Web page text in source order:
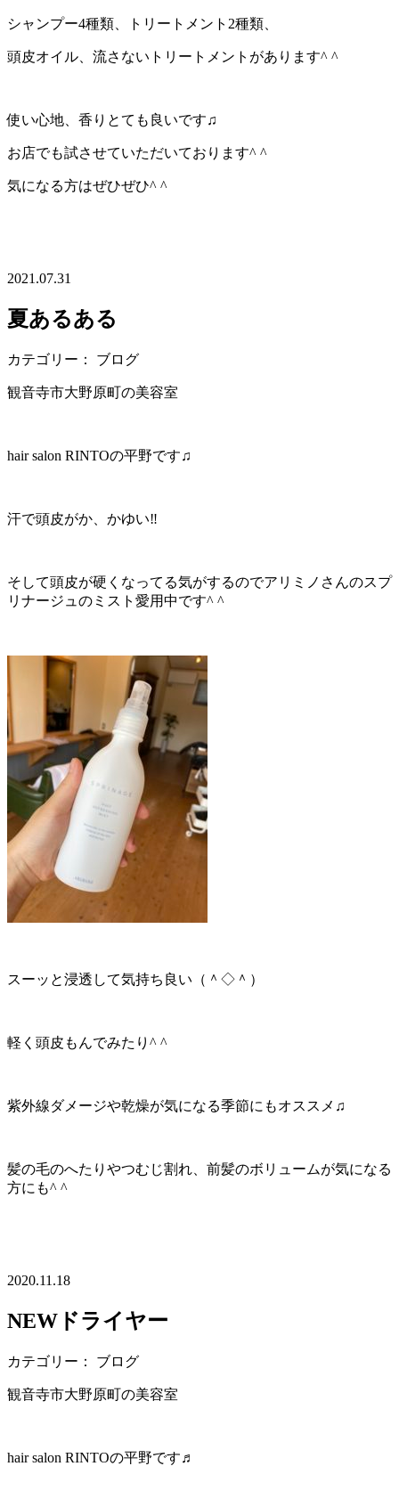
シャンプー4種類、トリートメント2種類、
頭皮オイル、流さないトリートメントがあります^ ^
使い心地、香りとても良いです♫
お店でも試させていただいております^ ^
気になる方はぜひぜひ^ ^
2021.07.31
夏あるある
カテゴリー： ブログ
観音寺市大野原町の美容室
hair salon RINTOの平野です♫
汗で頭皮がか、かゆい‼︎
そして頭皮が硬くなってる気がするのでアリミノさんのスプ
リナージュのミスト愛用中です^ ^
スーッと浸透して気持ち良い（＾◇＾）
軽く頭皮もんでみたり^ ^
紫外線ダメージや乾燥が気になる季節にもオススメ♫
髪の毛のへたりやつむじ割れ、前髪のボリュームが気になる
方にも^ ^
2020.11.18
NEWドライヤー
カテゴリー： ブログ
観音寺市大野原町の美容室
hair salon RINTOの平野です♬